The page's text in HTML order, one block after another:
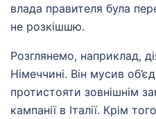
влада правителя була
не розкішшю.
Розглянемо, наприклад,
Німеччині. Він мусив
протистояти зовнішнім
кампанії в Італії. Крім